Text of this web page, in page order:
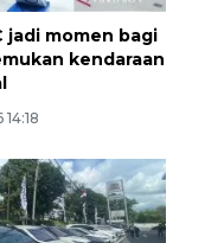
jadi momen bagi
kendaraan